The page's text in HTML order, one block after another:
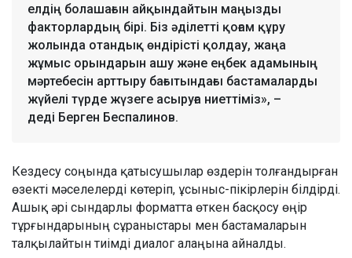
елдің болашағын айқындайтын маңызды
факторлардың бірі. Біз әділетті қоғам құру
жолында отандық өндірісті қолдау, жаңа
жұмыс орындарын ашу және еңбек адамының
мәртебесін арттыру бағытындағы бастамаларды
жүйелі түрде жүзеге асыруға ниеттіміз», –
деді Берген Беспалинов.
Кездесу соңында қатысушылар өздерін толғандырған
өзекті мәселелерді көтеріп, ұсыныс-пікірлерін білдірді.
Ашық әрі сындарлы форматта өткен басқосу өңір
тұрғындарының сұраныстары мен бастамаларын
талқылайтын тиімді диалог алаңына айналды.